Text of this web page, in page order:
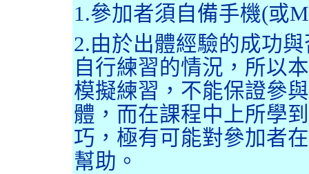
1.參加者須自備手機(或
2.由於出體經驗的成功
自行練習的情況，所以
模擬練習，不能保證參
體，而在課程中上所學
巧，極有可能對參加者
幫助。